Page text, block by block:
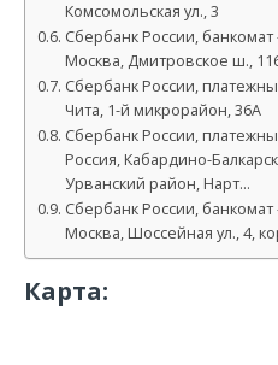
Комсомольская ул., 3
Сбербанк России,
Москва, Дмитровское ш.,
Сбербанк России,
Чита, 1-й микрорайон, 36А
Сбербанк России,
Россия, Кабардино-
Урванский район, Нарт…
Сбербанк России,
Москва, Шоссейная ул., 4,
Карта: